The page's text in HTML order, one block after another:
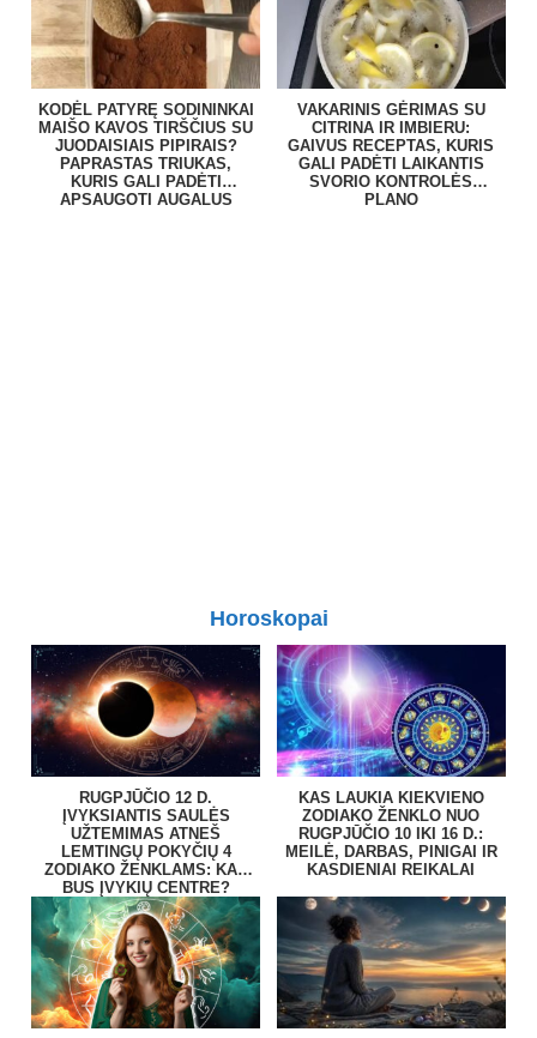
KODĖL PATYRĘ SODININKAI
MAIŠO KAVOS TIRŠČIUS SU
JUODAISIAIS PIPIRAIS?
PAPRASTAS TRIUKAS,
KURIS GALI PADĖTI
APSAUGOTI AUGALUS
VAKARINIS GĖRIMAS SU
CITRINA IR IMBIERU:
GAIVUS RECEPTAS, KURIS
GALI PADĖTI LAIKANTIS
SVORIO KONTROLĖS
PLANO
Horoskopai
RUGPJŪČIO 12 D.
ĮVYKSIANTIS SAULĖS
UŽTEMIMAS ATNEŠ
LEMTINGŲ POKYČIŲ 4
ZODIAKO ŽENKLAMS: KAS
BUS ĮVYKIŲ CENTRE?
KAS LAUKIA KIEKVIENO
ZODIAKO ŽENKLO NUO
RUGPJŪČIO 10 IKI 16 D.:
MEILĖ, DARBAS, PINIGAI IR
KASDIENIAI REIKALAI